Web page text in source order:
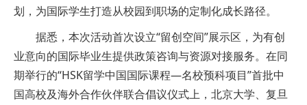
划，为国际学生打造从校园到职场的定制化成长路径。
据悉，本次活动首次设立“留创空间”展示区，为有创
业意向的国际毕业生提供政策咨询与资源对接服务。在同
期举行的“HSK留学中国国际课程—名校预科项目”首批中
国高校及海外合作伙伴联合倡议仪式上，北京大学、复旦